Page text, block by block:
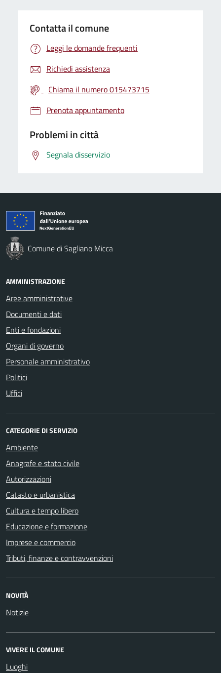
Contatta il comune
Leggi le domande frequenti
Richiedi assistenza
Chiama il numero 015473715
Prenota appuntamento
Problemi in città
Segnala disservizio
Comune di Sagliano Micca
AMMINISTRAZIONE
Aree amministrative
Documenti e dati
Enti e fondazioni
Organi di governo
Personale amministrativo
Politici
Uffici
CATEGORIE DI SERVIZIO
Ambiente
Anagrafe e stato civile
Autorizzazioni
Catasto e urbanistica
Cultura e tempo libero
Educazione e formazione
Imprese e commercio
Tributi, finanze e contravvenzioni
NOVITÀ
Notizie
VIVERE IL COMUNE
Luoghi